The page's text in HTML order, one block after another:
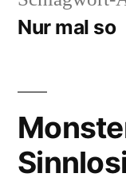
Nur mal so